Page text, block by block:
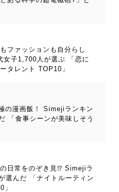
ファッションも自分らし
女子1,700人が選ぶ 「恋に
タレント TOP10」
の漫画飯！ Simejiランキン
「食事シーンが美味しそう
日常をのぞき見⁉ Simejiラ
選んだ 「ナイトルーティン